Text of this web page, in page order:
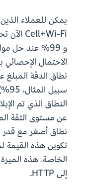
و 99% عند حل
الاحتمال
نطاق الدقة المبلغ
النطاق الذي تم
نطاق أصغر مع قدر
تكوين هذه القيمة
الخاصة. هذه
إلى HTTP.